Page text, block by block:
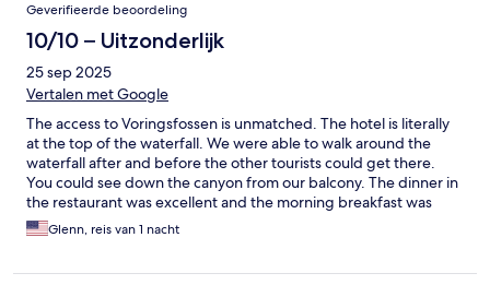
Geverifieerde beoordeling
10/10 – Uitzonderlijk
25 sep 2025
Vertalen met Google
The access to Voringsfossen is unmatched. The hotel is literally
at the top of the waterfall. We were able to walk around the
waterfall after and before the other tourists could get there.
You could see down the canyon from our balcony. The dinner in
the restaurant was excellent and the morning breakfast was
good. The staff was friendly and helpful. No hotel in the area
could match the benefits of the Fossli Hotel.
Glenn, reis van 1 nacht